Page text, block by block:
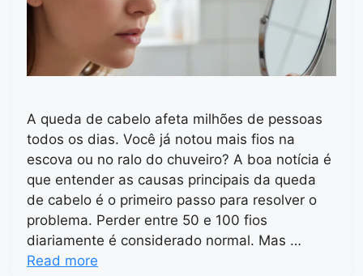
A queda de cabelo afeta milhões de pessoas
todos os dias. Você já notou mais fios na
escova ou no ralo do chuveiro? A boa notícia é
que entender as causas principais da queda
de cabelo é o primeiro passo para resolver o
problema. Perder entre 50 e 100 fios
diariamente é considerado normal. Mas …
Read more